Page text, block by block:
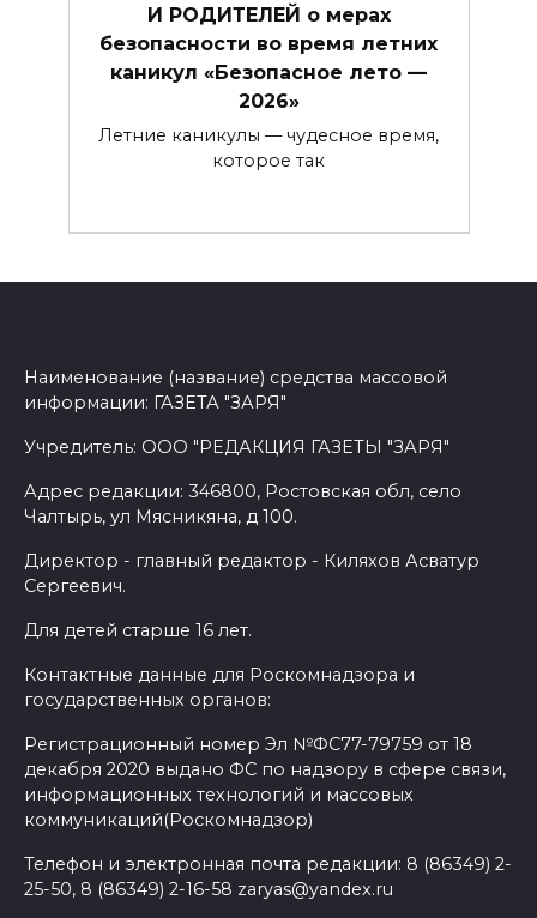
И РОДИТЕЛЕЙ о мерах
безопасности во время летних
каникул «Безопасное лето —
2026»
Летние каникулы — чудесное время,
которое так
Наименование (название) средства массовой
информации: ГАЗЕТА "ЗАРЯ"
Учредитель: ООО "РЕДАКЦИЯ ГАЗЕТЫ "ЗАРЯ"
Адрес редакции: 346800, Ростовская обл, село
Чалтырь, ул Мясникяна, д 100.
Директор - главный редактор - Киляхов Асватур
Сергеевич.
Для детей старше 16 лет.
Контактные данные для Роскомнадзора и
государственных органов:
Регистрационный номер Эл №ФС77-79759 от 18
декабря 2020 выдано ФС по надзору в сфере связи,
информационных технологий и массовых
коммуникаций(Роскомнадзор)
Телефон и электронная почта редакции: 8 (86349) 2-
25-50, 8 (86349) 2-16-58 zaryas@yandex.ru